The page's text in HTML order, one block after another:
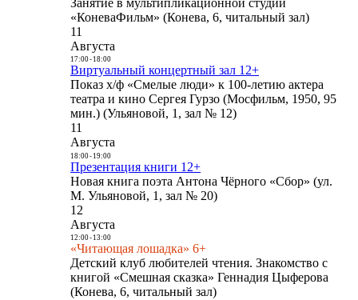
Занятие в мультипликационной студии
«КоневаФильм» (Конева, 6, читальный зал)
11
Августа
17:00- 18:00
Виртуальный концертный зал 12+
Показ х/ф «Смелые люди» к 100-летию актера
театра и кино Сергея Гурзо (Мосфильм, 1950, 95
мин.) (Ульяновой, 1, зал № 12)
11
Августа
18:00- 19:00
Презентация книги 12+
Новая книга поэта Антона Чёрного «Сбор» (ул.
М. Ульяновой, 1, зал № 20)
12
Августа
12:00- 13:00
«Читающая лошадка» 6+
Детский клуб любителей чтения. Знакомство с
книгой «Смешная сказка» Геннадия Цыферова
(Конева, 6, читальный зал)